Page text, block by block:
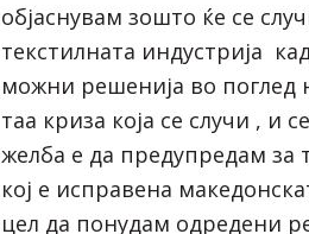
објаснувам зошто ќе се
текстилната индустрија
можни решенија во
таа криза која се случи , и
желба е да предупредам за
кој е исправена
цел да понудам одредени